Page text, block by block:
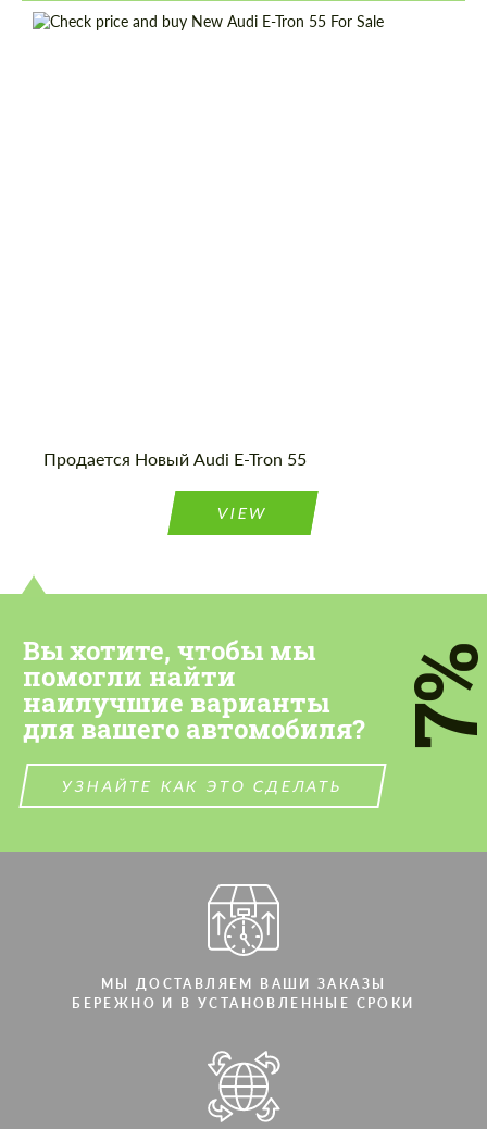
Продается Новый Audi E-Tron 55
VIEW
Вы хотите, чтобы мы
помогли найти
наилучшие варианты
для вашего автомобиля?
УЗНАЙТЕ КАК ЭТО СДЕЛАТЬ
МЫ ДОСТАВЛЯЕМ ВАШИ ЗАКАЗЫ
БЕРЕЖНО И В УСТАНОВЛЕННЫЕ СРОКИ